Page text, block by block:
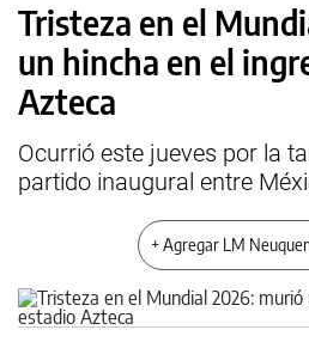
Tristeza en el
un hincha en el
Azteca
Ocurrió este jueves por la
partido inaugural entre
+ Agregar LM